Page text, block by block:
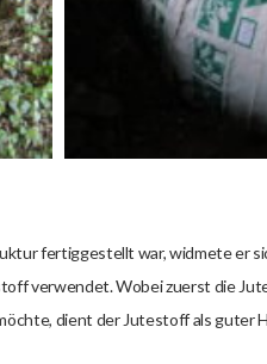
fertiggestellt war, widmete er
verwendet. Wobei zuerst die
dient der Jutestoff als guter